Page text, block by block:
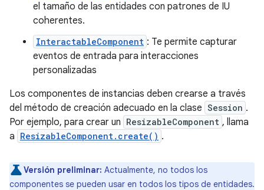
el tamaño de las entidades con patrones de IU
coherentes.
InteractableComponent : Te permite capturar
eventos de entrada para interacciones
personalizadas
Los componentes de instancias deben crearse a través
del método de creación adecuado en la clase Session .
Por ejemplo, para crear un ResizableComponent , llama
a ResizableComponent.create() .
Versión preliminar: Actualmente, no todos los
componentes se pueden usar en todos los tipos de entidades.